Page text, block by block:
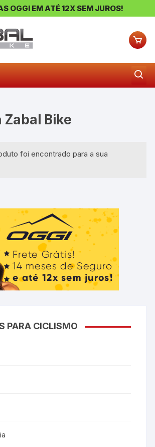
OGGI EM ATÉ 12X SEM JUROS!
foi encontrado para a sua
PARA CICLISMO